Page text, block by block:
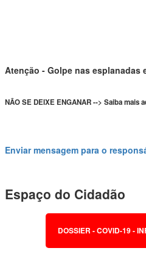
Atenção - Golpe nas esplanadas
NÃO SE DEIXE ENGANAR --> Saiba mais
Enviar mensagem para o
Espaço do Cidadão
DOSSIER - COVID-19 -